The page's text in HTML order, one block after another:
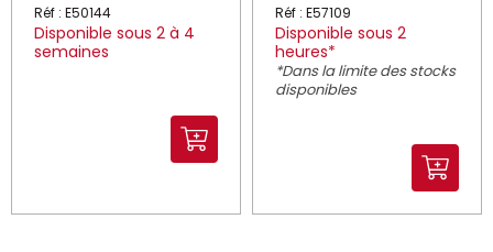
Réf : E50144
Disponible sous 2 à 4
semaines
Réf : E57109
Disponible sous 2
heures*
*Dans la limite des stocks
disponibles